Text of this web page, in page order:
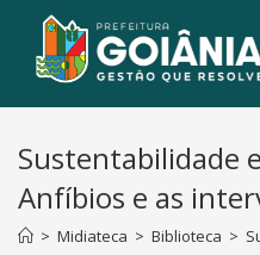
Sustentabilidade
Anfíbios e as
> Midiateca > Biblioteca >